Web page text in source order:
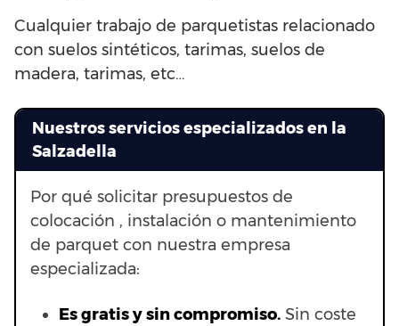
Cualquier trabajo de parquetistas relacionado
con suelos sintéticos, tarimas, suelos de
madera, tarimas, etc…
Nuestros servicios especializados en la
Salzadella
Por qué solicitar presupuestos de
colocación , instalación o mantenimiento
de parquet con nuestra empresa
especializada:
Es gratis y sin compromiso. Sin coste